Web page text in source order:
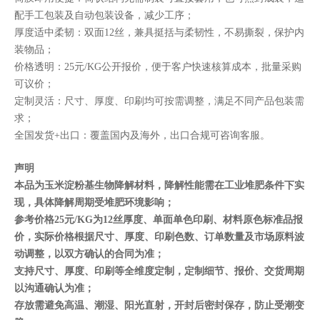
配手工包装及自动包装设备，减少工序；
厚度适中柔韧：双面12丝，兼具挺括与柔韧性，不易撕裂，保护内
装物品；
价格透明：25元/KG公开报价，便于客户快速核算成本，批量采购
可议价；
定制灵活：尺寸、厚度、印刷均可按需调整，满足不同产品包装需
求；
全国发货+出口：覆盖国内及海外，出口合规可咨询客服。
声明
本品为玉米淀粉基生物降解材料，降解性能需在工业堆肥条件下实
现，具体降解周期受堆肥环境影响；
参考价格25元/KG为12丝厚度、单面单色印刷、材料原色标准品报
价，实际价格根据尺寸、厚度、印刷色数、订单数量及市场原料波
动调整，以双方确认的合同为准；
支持尺寸、厚度、印刷等全维度定制，定制细节、报价、交货周期
以沟通确认为准；
存放需避免高温、潮湿、阳光直射，开封后密封保存，防止受潮变